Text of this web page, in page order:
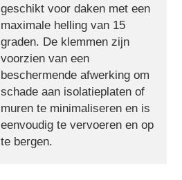
geschikt voor daken met een
maximale helling van 15
graden. De klemmen zijn
voorzien van een
beschermende afwerking om
schade aan isolatieplaten of
muren te minimaliseren en is
eenvoudig te vervoeren en op
te bergen.